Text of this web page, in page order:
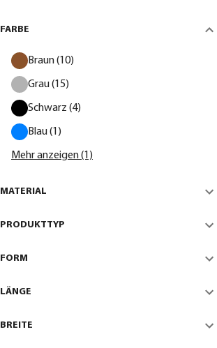
FARBE
Braun (10)
Grau (15)
Schwarz (4)
Blau (1)
Mehr anzeigen (1)
MATERIAL
PRODUKTTYP
FORM
LÄNGE
BREITE